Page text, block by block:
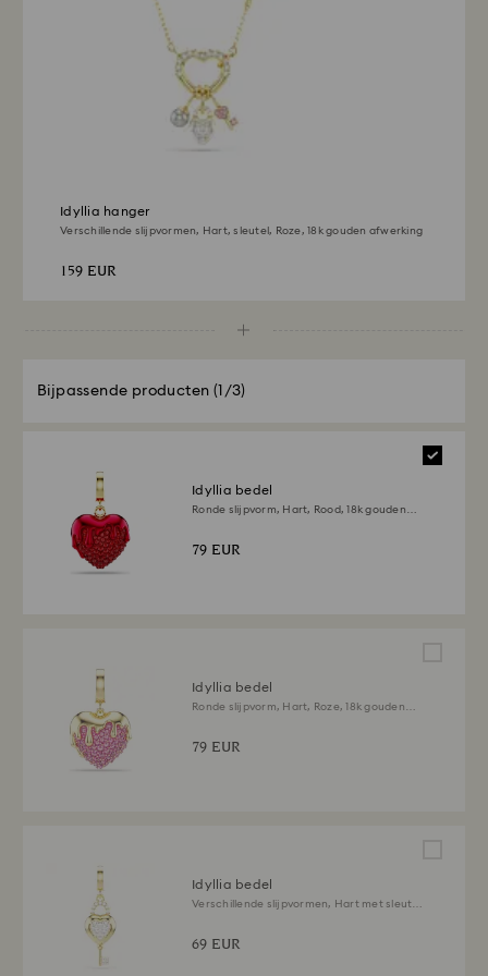
betaalmethode die is gebruikt om de bestelling te
plaatsen. Het hele retour- en terugbetalingsproces
kan 3-4 weken duren vanaf de verzenddatum.
Idyllia hanger
Verschillende slijpvormen, Hart, sleutel, Roze, ‎18k gouden afwerking
159 EUR
Bijpassende producten (1/3)
Idyllia bedel
Ronde slijpvorm, Hart, Rood, ‎18k gouden
79 EUR
Idyllia bedel
Ronde slijpvorm, Hart, Roze, ‎18k gouden
79 EUR
Idyllia bedel
Verschillende slijpvormen, Hart met sleutel,
69 EUR